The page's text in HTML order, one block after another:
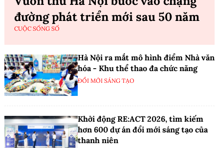
đường phát triển mới sau 50 năm
CUỘC SỐNG SỐ
Hà Nội ra mắt mô hình điểm Nhà văn
hóa - Khu thể thao đa chức năng
ĐỔI MỚI SÁNG TẠO
Khởi động RE:ACT 2026, tìm kiếm
hơn 600 dự án đổi mới sáng tạo của
thanh niên